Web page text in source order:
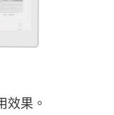
效果。